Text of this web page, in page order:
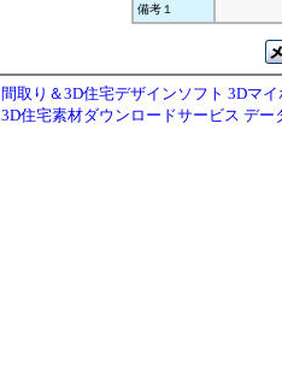
備考１
間取り＆3D住宅デザインソフト 3Dマ
3D住宅素材ダウンロードサービス デー